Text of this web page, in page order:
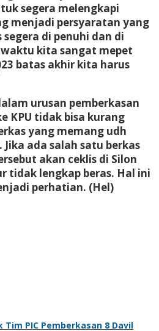
segera melengkapi
menjadi persyaratan yang
di penuhi dan di
kita sangat mepet
batas akhir kita harus
urusan pemberkasan
KPU tidak bisa kurang
yang memang udh
ada salah satu berkas
akan ceklis di Silon
tidak lengkap beras. Hal ini
perhatian. (Hel)
Tim PIC Pemberkasan 8 Davil